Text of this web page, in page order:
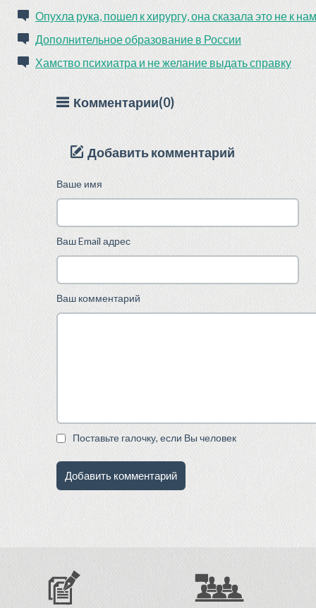
Опухла рука, пошел к хирургу, она сказала это не к нам
Дополнительное образование в России
Хамство психиатра и не желание выдать справку
Комментарии(0)
Добавить комментарий
Ваше имя
Ваш Email адрес
Ваш комментарий
Поставьте галочку, если Вы человек